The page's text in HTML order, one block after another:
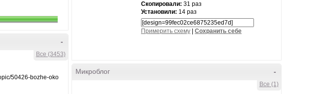
-
Все (3453)
50426-bozhe-oko
Скопировали: 31 раз
Установили: 14 раз
Примерить схему Cохранить себе
-
Микроблог
Все (1)